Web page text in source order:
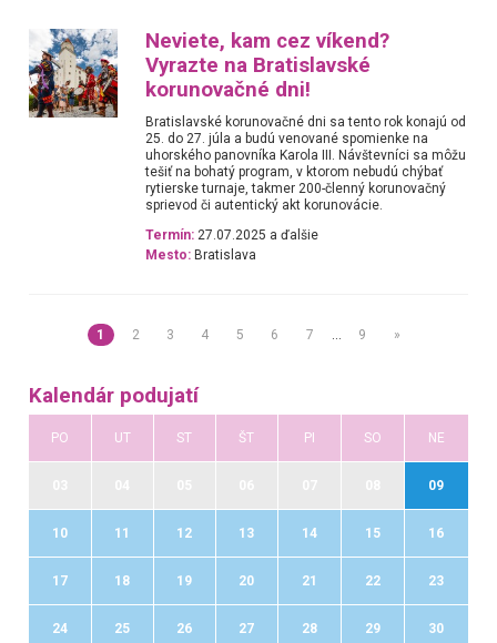
Neviete, kam cez víkend?
Vyrazte na Bratislavské
korunovačné dni!
Bratislavské korunovačné dni sa tento rok konajú od
25. do 27. júla a budú venované spomienke na
uhorského panovníka Karola III. Návštevníci sa môžu
tešiť na bohatý program, v ktorom nebudú chýbať
rytierske turnaje, takmer 200-členný korunovačný
sprievod či autentický akt korunovácie.
Termín: 27.07.2025 a ďalšie
Mesto: Bratislava
1 2 3 4 5 6 7 9 »
Kalendár podujatí
PO UT ST ŠT PI SO NE
09
10 11 12 13 14 15 16
17 18 19 20 21 22 23
24 25 26 27 28 29 30